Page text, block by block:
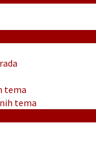
tema
tema